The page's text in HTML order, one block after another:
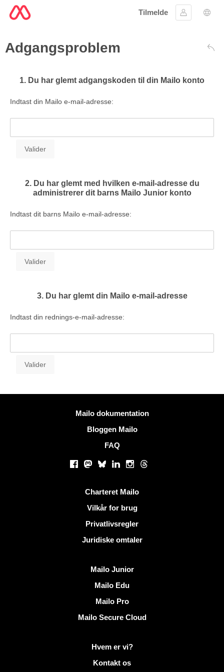
Tilmelde
Log ind
Adgangsproblem
1. Du har glemt adgangskoden til din Mailo konto
Indtast din Mailo e-mail-adresse:
2. Du har glemt med hvilken e-mail-adresse du
administrerer dit barns Mailo Junior konto
Indtast dit barns Mailo e-mail-adresse:
3. Du har glemt din Mailo e-mail-adresse
Indtast din rednings-e-mail-adresse:
Mailo dokumentation
Bloggen Mailo
FAQ
Facebook
Mastodon
BlueskyLinkedInInstagram
Threads
Charteret Mailo
Vilkår for brug
Privatlivsregler
Juridiske omtaler
Mailo Junior
Mailo Edu
Mailo Pro
Mailo Secure Cloud
Flere oplysninger på MailoHvem er vi?
Kontakt os